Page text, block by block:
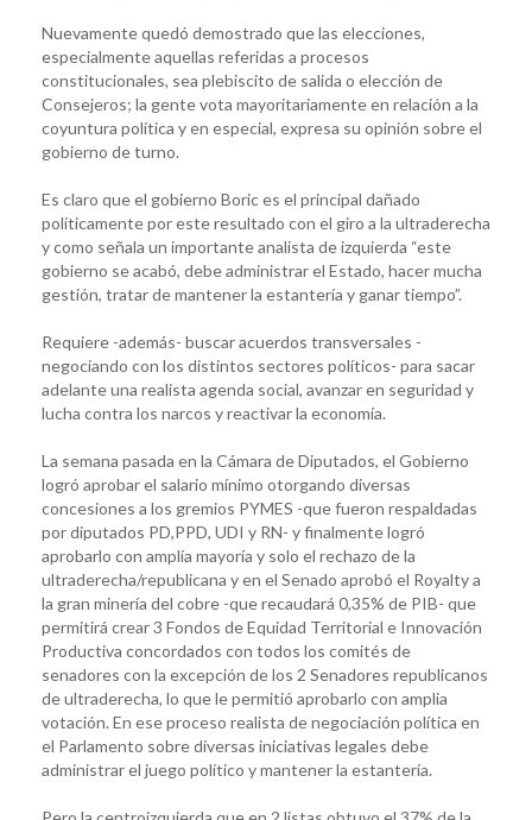
Nuevamente quedó demostrado que las elecciones,
especialmente aquellas referidas a procesos
constitucionales, sea plebiscito de salida o elección de
Consejeros; la gente vota mayoritariamente en relación a la
coyuntura política y en especial, expresa su opinión sobre el
gobierno de turno.
Es claro que el gobierno Boric es el principal dañado
políticamente por este resultado con el giro a la ultraderecha
y como señala un importante analista de izquierda “este
gobierno se acabó, debe administrar el Estado, hacer mucha
gestión, tratar de mantener la estantería y ganar tiempo”.
Requiere -además- buscar acuerdos transversales -
negociando con los distintos sectores políticos- para sacar
adelante una realista agenda social, avanzar en seguridad y
lucha contra los narcos y reactivar la economía.
La semana pasada en la Cámara de Diputados, el Gobierno
logró aprobar el salario mínimo otorgando diversas
concesiones a los gremios PYMES -que fueron respaldadas
por diputados PD,PPD, UDI y RN- y finalmente logró
aprobarlo con amplía mayoría y solo el rechazo de la
ultraderecha/republicana y en el Senado aprobó el Royalty a
la gran minería del cobre -que recaudará 0,35% de PIB- que
permitirá crear 3 Fondos de Equidad Territorial e Innovación
Productiva concordados con todos los comités de
senadores con la excepción de los 2 Senadores republicanos
de ultraderecha, lo que le permitió aprobarlo con amplia
votación. En ese proceso realista de negociación política en
el Parlamento sobre diversas iniciativas legales debe
administrar el juego político y mantener la estantería.